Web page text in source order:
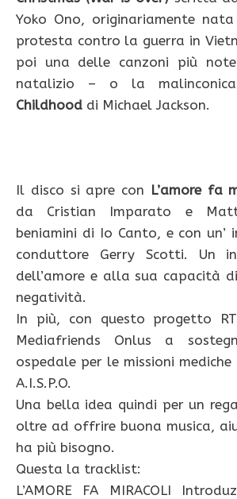
Yoko Ono, originariamente
protesta contro la guerra in
poi una delle canzoni più
natalizio – o la
Childhood di Michael Jackson.
Il disco si apre con L’amore fa
da Cristian Imparato e
beniamini di Io Canto, e con un’
conduttore Gerry Scotti. Un
dell’amore e alla sua capacità
negatività.
In più, con questo progetto
Mediafriends Onlus a
ospedale per le missioni
A.I.S.P.O.
Una bella idea quindi per un
oltre ad offrire buona musica,
ha più bisogno.
Questa la tracklist:
L’AMORE FA MIRACOLI